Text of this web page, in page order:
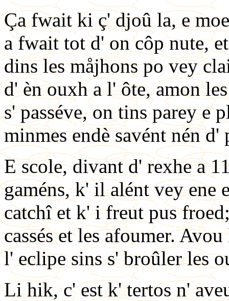
Ça fwait ki ç' djoû la, e
a fwait tot d' on côp nute,
dins les måjhons po vey
d' èn ouxh a l' ôte, amon
s' passéve, on tins parey e
minmes endè savént nén d'
E scole, divant d' rexhe a
gaméns, k' il alént vey ene
catchî et k' i freut pus
cassés et les afoumer.
l' eclipe sins s' broûler les
Li hik, c' est k' tertos n'